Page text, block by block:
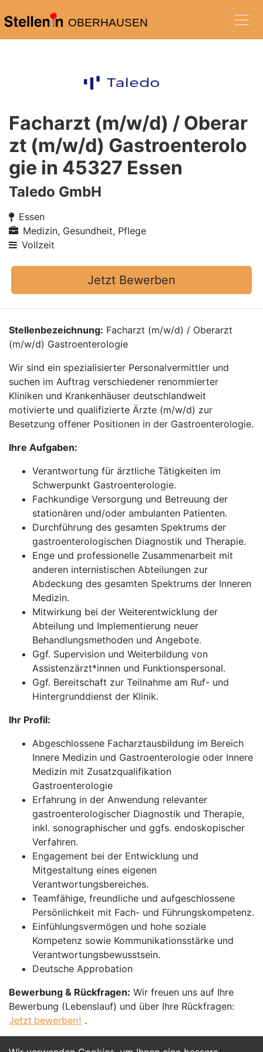
OBERHAUSEN
Facharzt (m/w/d) / Oberar
zt (m/w/d) Gastroenterolo
gie in 45327 Essen
Taledo GmbH
Essen
Medizin, Gesundheit, Pflege
Vollzeit
Jetzt Bewerben
Stellenbezeichnung: Facharzt (m/w/d) / Oberarzt
(m/w/d) Gastroenterologie
Wir sind ein spezialisierter Personalvermittler und
suchen im Auftrag verschiedener renommierter
Kliniken und Krankenhäuser deutschlandweit
motivierte und qualifizierte Ärzte (m/w/d) zur
Besetzung offener Positionen in der Gastroenterologie.
Ihre Aufgaben:
Verantwortung für ärztliche Tätigkeiten im
Schwerpunkt Gastroenterologie.
Fachkundige Versorgung und Betreuung der
stationären und/oder ambulanten Patienten.
Durchführung des gesamten Spektrums der
gastroenterologischen Diagnostik und Therapie.
Enge und professionelle Zusammenarbeit mit
anderen internistischen Abteilungen zur
Abdeckung des gesamten Spektrums der Inneren
Medizin.
Mitwirkung bei der Weiterentwicklung der
Abteilung und Implementierung neuer
Behandlungsmethoden und Angebote.
Ggf. Supervision und Weiterbildung von
Assistenzärzt*innen und Funktionspersonal.
Ggf. Bereitschaft zur Teilnahme am Ruf- und
Hintergrunddienst der Klinik.
Ihr Profil:
Abgeschlossene Facharztausbildung im Bereich
Innere Medizin und Gastroenterologie oder Innere
Medizin mit Zusatzqualifikation
Gastroenterologie
Erfahrung in der Anwendung relevanter
gastroenterologischer Diagnostik und Therapie,
inkl. sonographischer und ggfs. endoskopischer
Verfahren.
Engagement bei der Entwicklung und
Mitgestaltung eines eigenen
Verantwortungsbereiches.
Teamfähige, freundliche und aufgeschlossene
Persönlichkeit mit Fach- und Führungskompetenz.
Einfühlungsvermögen und hohe soziale
Kompetenz sowie Kommunikationsstärke und
Verantwortungsbewusstsein.
Deutsche Approbation
Bewerbung & Rückfragen: Wir freuen uns auf Ihre
Bewerbung (Lebenslauf) und über Ihre Rückfragen:
Jetzt bewerben! .